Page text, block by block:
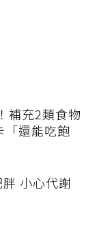
補充2類食物
「還能吃飽
小心代謝